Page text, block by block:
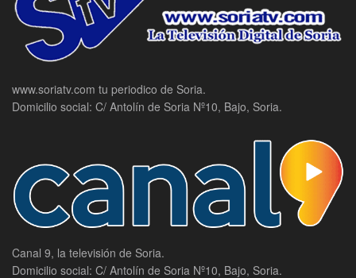
www.soriatv.com tu periodico de Soria.
Domicilio social: C/ Antolín de Soria Nº10, Bajo, Soria.
Canal 9, la televisión de Soria.
Domicilio social: C/ Antolín de Soria Nº10, Bajo, Soria.